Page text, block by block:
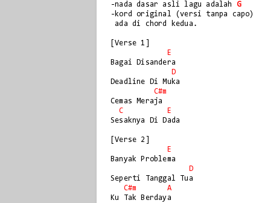
-nada dasar asli lagu adalah G
-kord original (versi tanpa capo)
ada di chord kedua.
[Verse 1]
E
Bagai Disandera
D
Deadline Di Muka
C#m
Cemas Meraja
C
E
Sesaknya Di Dada
[Verse 2]
E
Banyak Problema
D
Seperti Tanggal Tua
C#m
A
Ku Tak Berdaya